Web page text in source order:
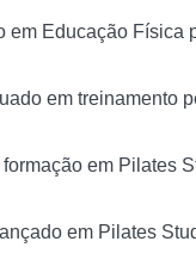
em Educação Física
em treinamento
em Pilates
em Pilates